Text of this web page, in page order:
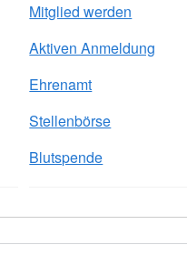
Mitglied werden
Aktiven Anmeldung
Ehrenamt
Stellenbörse
Blutspende
AGB-Kursbuchung